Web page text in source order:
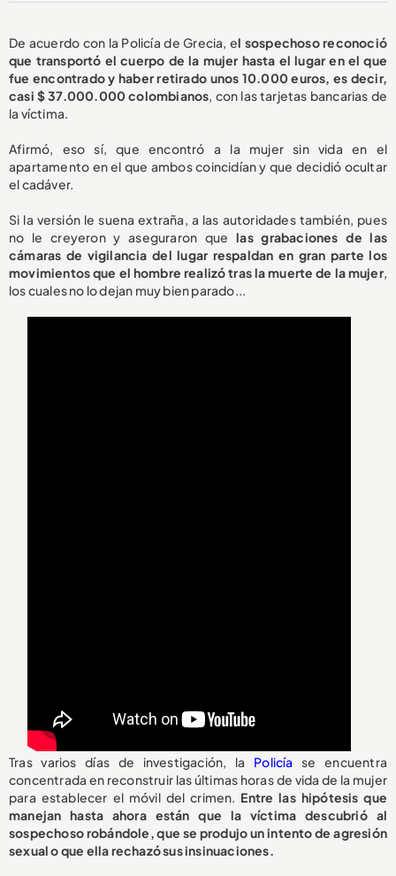
De acuerdo con la Policía de Grecia, el sospechoso reconoció
que transportó el cuerpo de la mujer hasta el lugar en el que
fue encontrado y haber retirado unos 10.000 euros, es decir,
casi $ 37.000.000 colombianos, con las tarjetas bancarias de
la víctima.
Afirmó, eso sí, que encontró a la mujer sin vida en el
apartamento en el que ambos coincidían y que decidió ocultar
el cadáver.
Si la versión le suena extraña, a las autoridades también, pues
no le creyeron y aseguraron quelas grabaciones de las
cámaras de vigilancia del lugar respaldan en gran parte los
movimientos que el hombre realizó tras la muerte de la mujer,
los cuales no lo dejan muy bien parado...
Tras varios días de investigación, la Policía se encuentra
concentrada en reconstruir las últimas horas de vida de la mujer
para establecer el móvil del crimen. Entre las hipótesis que
manejan hasta ahora están que la víctima descubrió al
sospechoso robándole, que se produjo un intento de agresión
sexual o que ella rechazó sus insinuaciones.